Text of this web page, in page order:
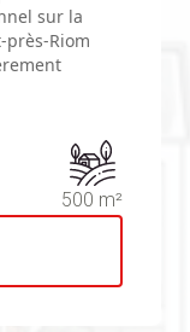
sur la
près-Riom
500 m²